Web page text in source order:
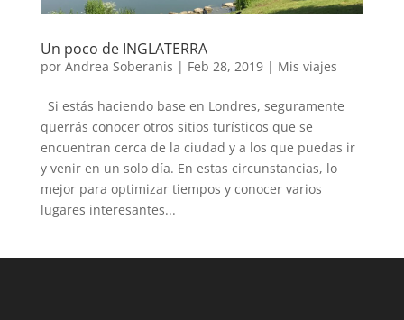
Un poco de INGLATERRA
por Andrea Soberanis | Feb 28, 2019| Mis viajes
Si estás haciendo base en Londres, seguramente
querrás conocer otros sitios turísticos que se
encuentran cerca de la ciudad y a los que puedas ir
y venir en un solo día. En estas circunstancias, lo
mejor para optimizar tiempos y conocer varios
lugares interesantes...